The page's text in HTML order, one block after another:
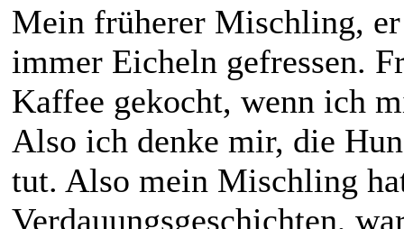
Mein früherer Mischling,
immer Eicheln gefressen.
Kaffee gekocht, wenn ich
Also ich denke mir, die
tut. Also mein Mischling
Verdauungsgeschichten,